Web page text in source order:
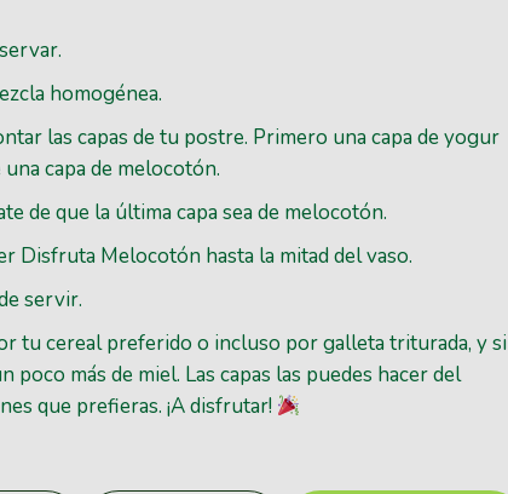
homogénea.
las capas de tu postre. Primero una capa de yogur
capa de melocotón.
de que la última capa sea de melocotón.
Disfruta Melocotón hasta la mitad del vaso.
servir.
tu cereal preferido o incluso por galleta triturada, y si
más de miel. Las capas las puedes hacer del
que prefieras. ¡A disfrutar!